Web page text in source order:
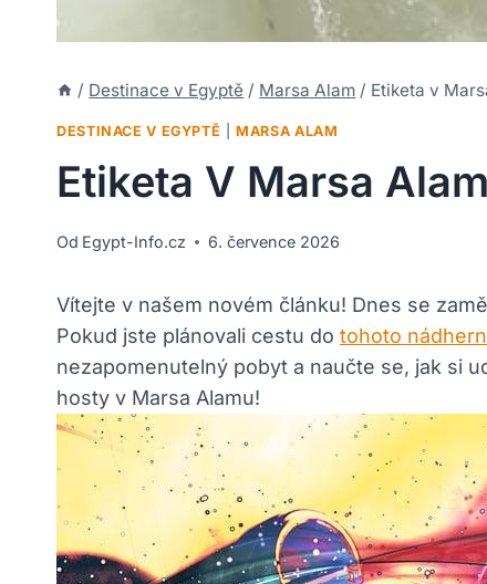
/ Destinace v Egyptě / Marsa Alam / Etiketa v
DESTINACE V EGYPTĚ |MARSA ALAM
Etiketa V Marsa
Od Egypt-Info.cz 6. července 2026
Vítejte v našem novém článku! Dnes se
Pokud jste plánovali cestu do tohoto
nezapomenutelný pobyt a naučte se, jak si
hosty v Marsa Alamu!